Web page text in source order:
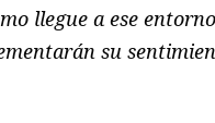
llegue a ese
su